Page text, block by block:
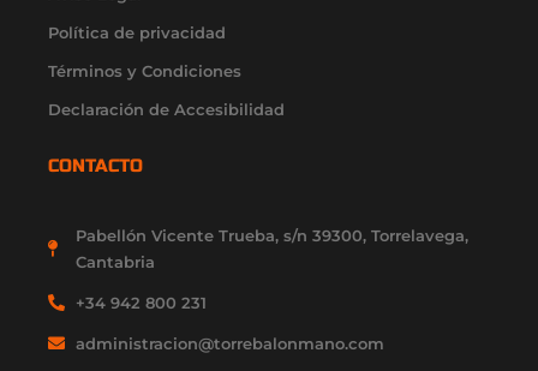
Política de privacidad
Términos y Condiciones
Declaración de Accesibilidad
CONTACTO
Pabellón Vicente Trueba, s/n 39300, Torrelavega,
Cantabria
+34 942 800 231
administracion@torrebalonmano.com